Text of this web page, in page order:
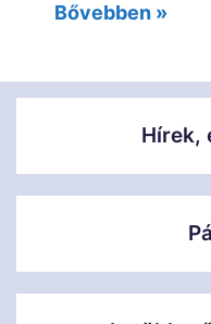
Bővebben »
Hírek,